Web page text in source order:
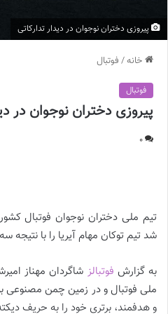
پیروزی دختران نوجوان در دیدار تدارکاتی
خانه/ فوتبال
فوتبال
پیروزی دختران نوجوان در
0
تیم ملی دختران نوجوان فوتبال
شد تیم توکان مهام آیریا را با
به گزارش فوتبالز شاگردان مهناز
ملی فوتبال و در زمین چمن مصنوعی
و هدفمند، برتری خود را به حریف